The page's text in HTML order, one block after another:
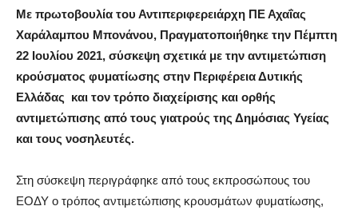
Με πρωτοβουλία του Αντιπεριφερειάρχη ΠΕ Αχαΐας
Χαράλαμπου Μπονάνου, Πραγματοποιήθηκε την Πέμπτη
22 Ιουλίου 2021, σύσκεψη σχετικά με την αντιμετώπιση
κρούσματος φυματίωσης στην Περιφέρεια Δυτικής
Ελλάδας και τον τρόπο διαχείρισης και ορθής
αντιμετώπισης από τους γιατρούς της Δημόσιας Υγείας
και τους νοσηλευτές.
Στη σύσκεψη περιγράφηκε από τους εκπροσώπους του
ΕΟΔΥ ο τρόπος αντιμετώπισης κρουσμάτων φυματίωσης,